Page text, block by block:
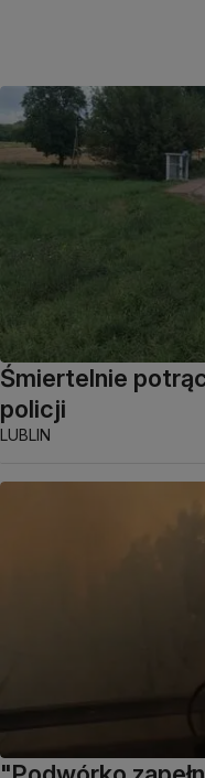
Śmiertelnie
policji
LUBLIN